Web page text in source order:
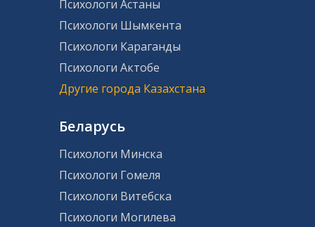
Психологи Астаны
Психологи Шымкента
Психологи Караганды
Психологи Актобе
Другие города Казахстана
Беларусь
Психологи Минска
Психологи Гомеля
Психологи Витебска
Психологи Могилева